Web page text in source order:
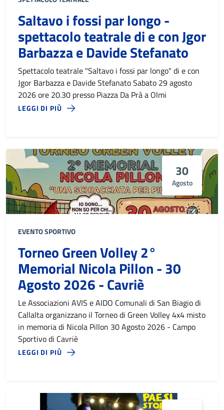
Saltavo i fossi par longo -
spettacolo teatrale di e con Jgor
Barbazza e Davide Stefanato
Spettacolo teatrale "Saltavo i fossi par longo" di e con
Jgor Barbazza e Davide Stefanato Sabato 29 agosto
2026 ore 20.30 presso Piazza Da Prà a Olmi
LEGGI DI PIÙ
30
Agosto
EVENTO SPORTIVO
Torneo Green Volley 2°
Memorial Nicola Pillon - 30
Agosto 2026 - Cavriè
Le Associazioni AVIS e AIDO Comunali di San Biagio di
Callalta organizzano il Torneo di Green Volley 4x4 misto
in memoria di Nicola Pillon 30 Agosto 2026 - Campo
Sportivo di Cavriè
LEGGI DI PIÙ